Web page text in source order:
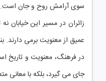
سوی آرامش روح و جان است.
زائران در مسیر این خیابان
عمیق از معنویت برمی دارند.
در فرهنگ، معنویت و تاریخ
جای می گیرد، بلکه با معانی